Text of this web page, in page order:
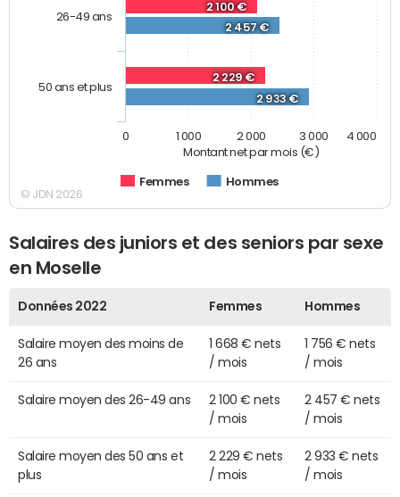
Montant net par mois (€)
2 100 €
2 229 €
2 457 €
2 933 €
Femmes Hommes
26-49 ans
50 ans et plus
0 1 000 2 000 3 000 4 000
© JDN 2026
Salaires des juniors et des seniors par sexe
en Moselle
Données 2022 Femmes Hommes
Salaire moyen des moins de
26 ans
1 668 € nets
/ mois
1 756 € nets
/ mois
Salaire moyen des 26-49 ans
2 100 € nets
/ mois
2 457 € nets
/ mois
Salaire moyen des 50 ans et
plus
2 229 € nets
/ mois
2 933 € nets
/ mois